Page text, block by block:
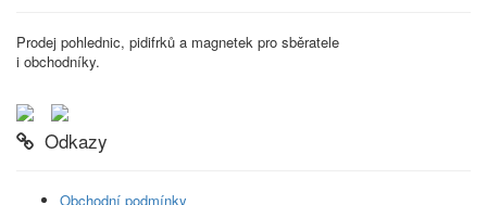
Prodej pohlednic, pidifrků a magnetek pro sběratele
i obchodníky.
Odkazy
Obchodní podmínky